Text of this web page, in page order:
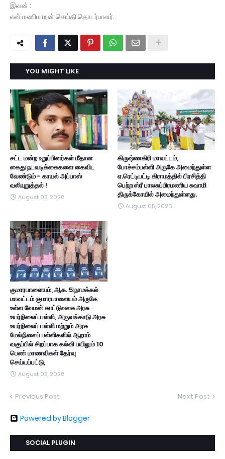
இவன் :
என் மணிமாறன் செய்தி தொடர்பாளர்.
YOU MIGHT LIKE
சட்ட மன்ற உறுப்பினர்கள் மீதான
கைது நடவடிக்கைகளை கைவிட
வேண்டும் - காயல் அப்பாஸ்
வலியுறுத்தல் !
August 05, 2026
கிருஷ்ணகிரி மாவட்டம்,
போச்சம்பள்ளி அருகே அமைந்துள்ள
ஏ.ரெட்டிபட்டி கிராமத்தில் பிரசித்தி
பெற்ற ஸ்ரீ பாலசுப்பிரமணிய சுவாமி
திருக்கோயில் அமைந்துள்ளது.
August 05, 2026
குமாரபாளையம், ஆக. 5:நாமக்கல்
மாவட்டம் குமாரபாளையம் அருகே
உள்ள வேமன் காட்டுவலசு அரசு
உயர்நிலைப் பள்ளி, அருவங்காடு அரசு
உயர்நிலைப் பள்ளி மற்றும் அரசு
மேல்நிலைப் பள்ளிகளில் ஆறாம்
வகுப்பில் சிறப்பாக கல்வி பயிலும் 10
பெண் மாணவிகள் தேர்வு
செய்யப்பட்டு,
August 05, 2026
Previous Post Next Post
Powered by Blogger
SOCIAL PLUGIN